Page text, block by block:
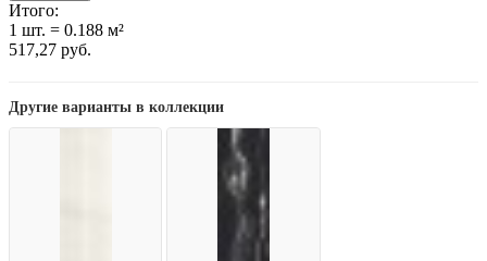
Итого:
1 шт. = 0.188 м²
517,27 руб.
Другие варианты в коллекции